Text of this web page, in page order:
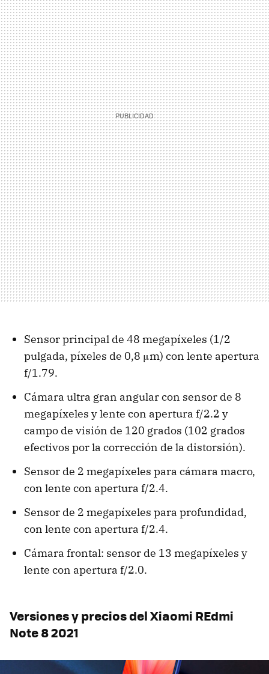
Sensor principal de 48 megapíxeles (1/2
pulgada, píxeles de 0,8 μm) con lente apertura
f/1.79.
Cámara ultra gran angular con sensor de 8
megapíxeles y lente con apertura f/2.2 y
campo de visión de 120 grados (102 grados
efectivos por la corrección de la distorsión).
Sensor de 2 megapíxeles para cámara macro,
con lente con apertura f/2.4.
Sensor de 2 megapíxeles para profundidad,
con lente con apertura f/2.4.
Cámara frontal: sensor de 13 megapíxeles y
lente con apertura f/2.0.
Versiones y precios del Xiaomi REdmi
Note 8 2021